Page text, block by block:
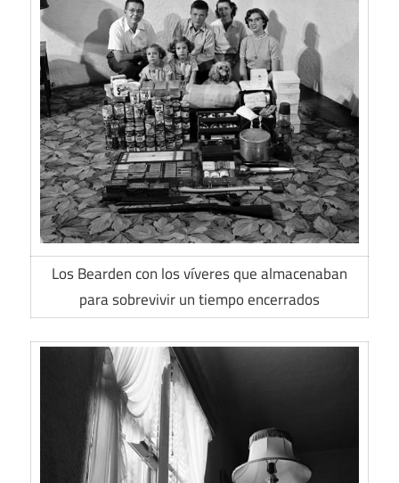
Los Bearden con los víveres que almacenaban
para sobrevivir un tiempo encerrados